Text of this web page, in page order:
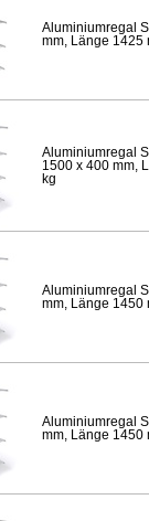
Aluminiumregal
mm, Länge 1425
Aluminiumregal
1500 x 400 mm,
kg
Aluminiumregal
mm, Länge 1450
Aluminiumregal
mm, Länge 1450